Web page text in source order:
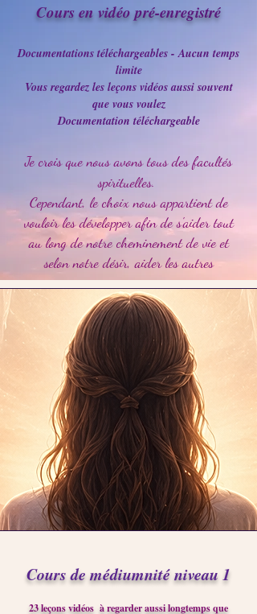
Cours en vidéo pré-enregistré
Documentations téléchargeables - Aucun temps
limite
Vous regardez les leçons vidéos aussi souvent
que vous voulez
Documentation téléchargeable
Je crois que nous avons tous des facultés
spirituelles.
Cependant, le choix nous appartient de
vouloir les développer afin de s'aider tout
au long de notre cheminement de vieet
selon notre désir, aider les autres
Cours de médiumnité niveau 1
23 leçons vidéos à regarder aussi longtemps que